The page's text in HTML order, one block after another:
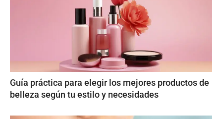
Guía práctica para elegir los mejores productos de
belleza según tu estilo y necesidades